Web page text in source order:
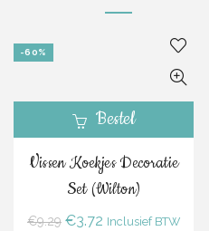
-60%
Bestel
Vissen Koekjes Decoratie
Set (Wilton)
€9.29 Oorspronkelijke
€3.72 Huidige
Inclusief BTW